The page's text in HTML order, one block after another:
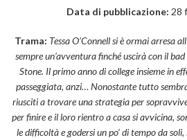
Data di pubblicazione: 28
Trama: Tessa O’Connell si è ormai arresa
sempre un’avventura finché uscirà con il
Stone. Il primo anno di college insieme in
passeggiata, anzi… Nonostante tutto
riusciti a trovare una strategia per
per finire e il loro rientro a casa si avvicina,
le difficoltà e godersi un po’ di tempo da